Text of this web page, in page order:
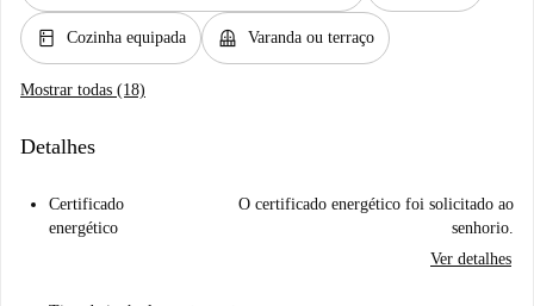
kitchen Cozinha equipada balcony Varanda ou terraço
Mostrar todas (18)
Detalhes
Certificado
energético
O certificado energético foi solicitado ao
senhorio.
Ver detalhes